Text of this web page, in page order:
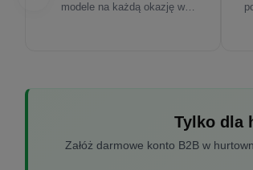
modele na każdą okazję w
Tylko dla
Załóż darmowe konto B2B w